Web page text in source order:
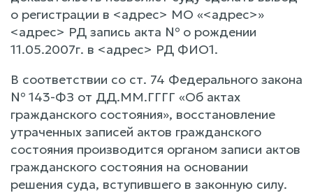
о регистрации в <адрес> МО «<адрес>»
<адрес> РД запись акта № о рождении
11.05.2007г. в <адрес> РД ФИО1.
В соответствии со ст. 74 Федерального закона
№ 143-ФЗ от ДД.ММ.ГГГГ «Об актах
гражданского состояния», восстановление
утраченных записей актов гражданского
состояния производится органом записи актов
гражданского состояния на основании
решения суда, вступившего в законную силу.